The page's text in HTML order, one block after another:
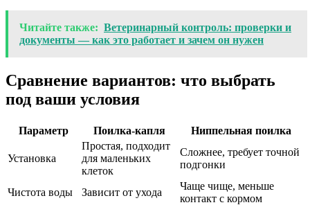
Читайте также: Ветеринарный контроль: проверки и
документы — как это работает и зачем он нужен
Сравнение вариантов: что выбрать
под ваши условия
Параметр Поилка-капля Ниппельная поилка
Установка
Простая, подходит
для маленьких
клеток
Сложнее, требует точной
подгонки
Чистота воды Зависит от ухода
Чаще чище, меньше
контакт с кормом